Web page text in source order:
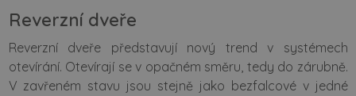
prodejní síť
Reverzní dveře
Reverzní dveře představují nový trend v systémech
otevírání. Otevírají se v opačném směru, tedy do zárubně.
V zavřeném stavu jsou stejně jako bezfalcové v jedné